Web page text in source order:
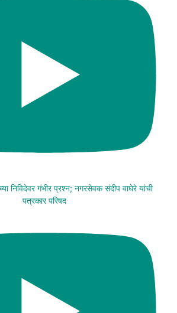
निविदेवर गंभीर प्रश्न; नगरसेवक संदीप वाघेरे यांची
पत्रकार परिषद